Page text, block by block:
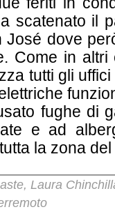
scatenato il
José dove
Come in altri
tutti gli
fughe di
e ad
la zona
, Laura